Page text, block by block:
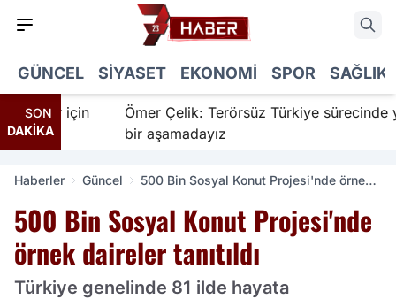
GÜNCEL SIYASET EKONOMI SPOR SAĞLIK
SON
DAKİKA
için
Ömer Çelik: Terörsüz Türkiye sürecinde yeni
bir aşamadayız
Haberler Güncel
500 Bin Sosyal Konut Projesi'nde örnek
500 Bin Sosyal Konut Projesi'nde
örnek daireler tanıtıldı
Türkiye genelinde 81 ilde hayata